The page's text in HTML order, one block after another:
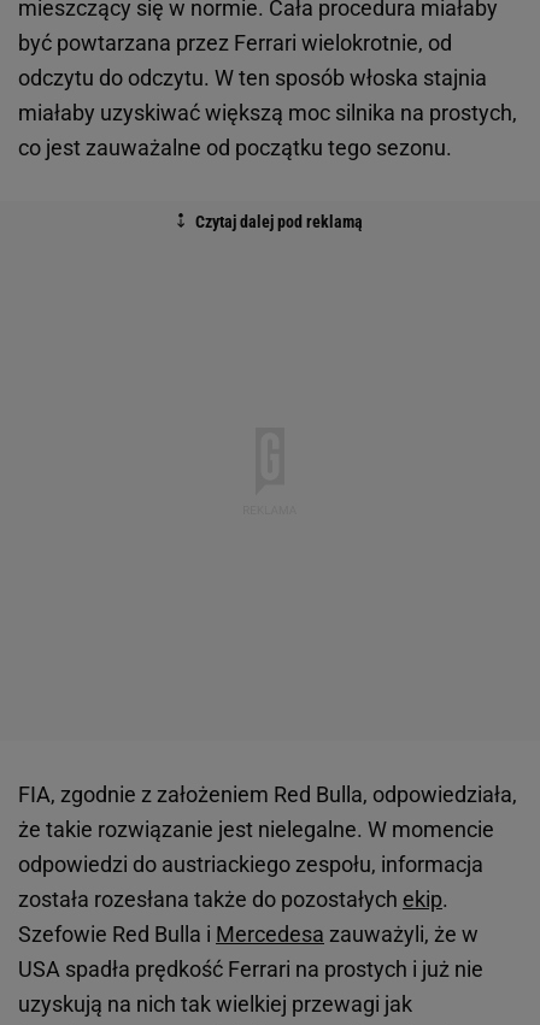
mieszczący się w normie. Cała procedura miałaby
być powtarzana przez Ferrari wielokrotnie, od
odczytu do odczytu. W ten sposób włoska stajnia
miałaby uzyskiwać większą moc silnika na prostych,
co jest zauważalne od początku tego sezonu.
FIA, zgodnie z założeniem Red Bulla, odpowiedziała,
że takie rozwiązanie jest nielegalne. W momencie
odpowiedzi do austriackiego zespołu, informacja
została rozesłana także do pozostałych ekip.
Szefowie Red Bulla i Mercedesa zauważyli, że w
USA spadła prędkość Ferrari na prostych i już nie
uzyskują na nich tak wielkiej przewagi jak